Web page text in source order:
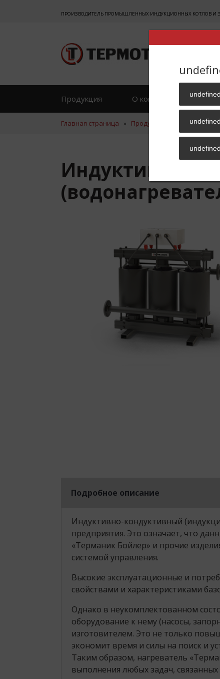
undefined
undefined
undefined
ПРОИЗВОДИТЕЛЬ ПРОМЫШЛЕННЫХ ИНДУКЦИОННЫХ КОТЛОВ И
Продукция О компании
Главная страница » Продукция Отопление »
Индуктивно-
Подробное описание
Индуктивно-кондуктивный
предприятия. Это означает, что
«Терманик Бойлер» и прочие
системой управления.
Высокие эксплуатационные и
свойствами и характеристиками
Однако в неукомплектованном
оборудование к нему (насосы,
изготовителем. Это не только
экономит время и силы на поиск и
Таким образом, нагреватель
выполнения любых задач,